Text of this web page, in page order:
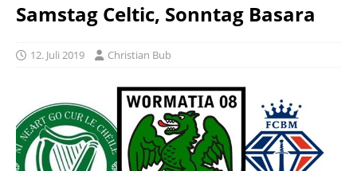
Samstag Celtic, Sonntag Basara
12. Juli 2019 Christian Bub